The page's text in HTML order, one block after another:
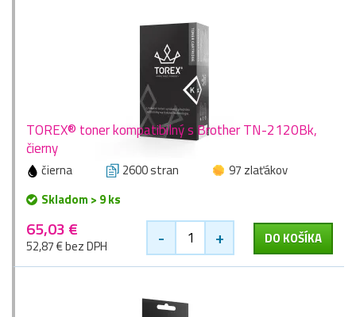
TOREX® toner kompatibilný s Brother TN-2120Bk,
čierny
čierna 2600 stran
97 zlaťákov
Skladom > 9 ks
65,03 €
52,87 € bez DPH - + DO KOŠÍKA